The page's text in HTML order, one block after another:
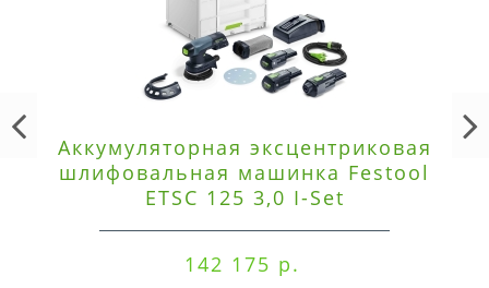
Аккумуляторная эксцентриковая
шлифовальная машинка Festool
ETSC 125 3,0 I-Set
142 175 р.